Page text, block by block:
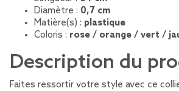
Diamètre : 0,7 cm
Matière(s) : plastique
Coloris : rose / orange / vert /
Description du
Faites ressortir votre style avec ce